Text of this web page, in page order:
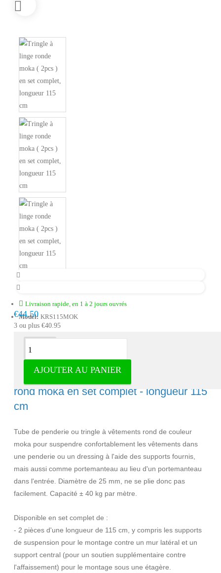
Livraison rapide, en 1 à 2 jours ouvrés
Model: KRS115MOK
€44.50
3 ou plus €40.95
AJOUTER AU PANIER
Description
Tringle à vêtements / tube de penderie
rond moka en set complet - longueur 115
cm
Tube de penderie ou tringle à vêtements rond de couleur
moka pour suspendre confortablement les vêtements dans
une penderie ou un dressing à l'aide des supports fournis,
mais aussi comme portemanteau au lieu d'un portemanteau
dans l'entrée. Diamètre de 25 mm, ne se plie donc pas
facilement. Capacité ± 40 kg par mètre.
Disponible en set complet de :
- 2 pièces d'une longueur de 115 cm, y compris les supports
de suspension pour le montage contre un mur latéral et un
support central (pour un soutien supplémentaire contre
l'affaissement) pour le montage sous une étagère.